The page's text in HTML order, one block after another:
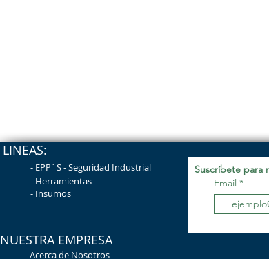
LINEAS:
- EPP´S - Seguridad Industrial
- Herramientas
- Insumos
NUESTRA EMPRESA
-Acerca de Nosotros
Suscríbete para
Email